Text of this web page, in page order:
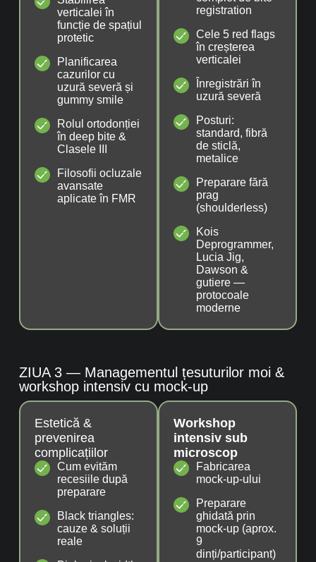
verticalei în
funcție de spațiul
protetic
Planificarea
cazurilor cu
uzură severă și
gummy smile
Rolul ortodonției
în deep bite &
Clasele III
Filosofii ocluzale
avansate
aplicate în FMR
registration
Cele 5 red flags
în creșterea
verticalei
Înregistrări în
uzură severă
Posturi:
standard, fibră
de sticlă,
metalice
Preparare fără
prag
(shoulderless)
Kois
Deprogrammer,
Lucia Jig,
Dawson &
gutiere —
protocoale
moderne
ZIUA 3 — Managementul țesuturilor moi &
workshop intensiv cu mock-up
Estetică &
prevenirea
complicațiilor
Cum evităm
recesiile după
preparare
Black triangles:
cauze & soluții
reale
Workshop
intensiv sub
microscop
Fabricarea
mock-up-ului
Preparare
ghidată prin
mock-up (aprox.
9
dinți/participant)